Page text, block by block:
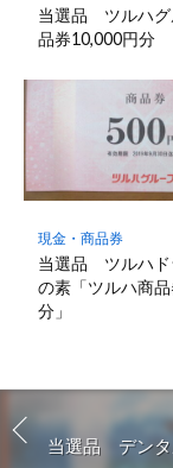
当選品 ツルハグ
品券10,000円分
現金・商品券
当選品 ツルハド
の素「ツルハ商
分」
当選品 デンタ